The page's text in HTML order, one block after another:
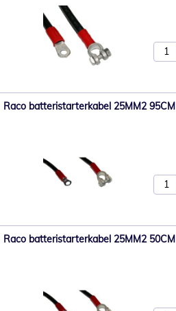
Raco batteristarterkabel 25MM2 95CM
Raco batteristarterkabel 25MM2 50CM